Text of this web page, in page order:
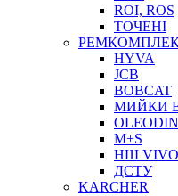
ФІЛЬТРИ ДЛЯ
ПІДДОНИ ДЛЯ БОЧОК
ROI, ROS
ТОЧЕНІ
HYVA
JCB
BOBCAT
МИЙКИ
M+S
НШ
ДСТУ
KARCHER